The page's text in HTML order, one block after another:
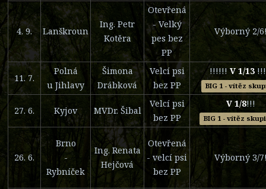
4. 9. Lanškroun
Ing. Petr
Kotěra
Otevřená
- Velký
pes bez
PP
Výborný 2/
11. 7.
Polná
u Jihlavy
Šimona
Drábková
Velcí psi
bez PP
!!!!!! V 1/13
BIG 1 - vítěz
27. 6. Kyjov MVDr. Šibal
Velcí psi
bez PP
V 1/8!!!
BIG 1 - vítěz
26. 6.
Brno
-
Rybníček
Ing. Renata
Hejčová
Otevřená
- velcí psi
bez PP
Výborný 3/